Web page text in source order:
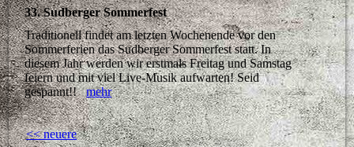
33. Sudberger Sommerfest
Traditionell findet am letzten Wochenende vor den
Sommerferien das Sudberger Sommerfest statt. In
diesem Jahr werden wir erstmals Freitag und Samstag
feiern und mit viel Live-Musik aufwarten! Seid
gespannt!!mehr
<< neuere